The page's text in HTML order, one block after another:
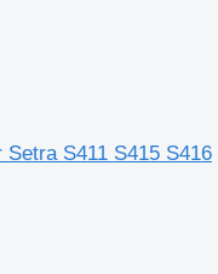
S411 S415 S416